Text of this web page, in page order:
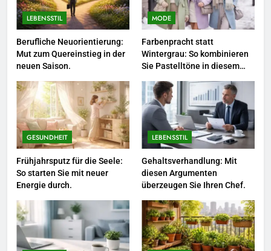
5
Accessoire-Guide: Mit diesen
Details werten Sie jedes
Frühlingsoutfit auf.
6
Naturnah gärtnern: So locken
Sie Bienen und Schmetterlinge
in Ihren Garten.
7
Berufliche Neuorientierung: Mut
zum Quereinstieg in der neuen
Saison.
LEBENSSTIL
LEBENSSTIL
Berufliche Neuorientierung:
Mut zum Quereinstieg in der
neuen Saison.
MODE
Farbenpracht statt
Wintergrau: So kombinieren
Sie Pastelltöne in diesem
GESUNDHEIT
Frühjahrsputz für die Seele:
So starten Sie mit neuer
Energie durch.
LEBENSSTIL
Gehaltsverhandlung: Mit
diesen Argumenten
überzeugen Sie Ihren Chef.